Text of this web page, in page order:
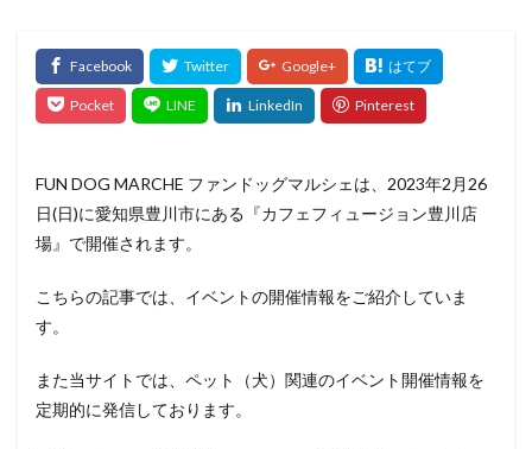
FUN DOG MARCHE ファンドッグマルシェは、2023年2月26
日(日)に愛知県豊川市にある『カフェフィュージョン豊川店
場』で開催されます。
こちらの記事では、イベントの開催情報をご紹介していま
す。
また当サイトでは、ペット（犬）関連のイベント開催情報を
定期的に発信しております。